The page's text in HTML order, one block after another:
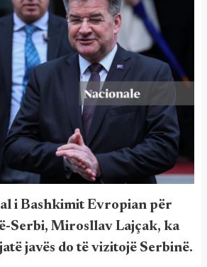
i Bashkimit Evropian për
Serbi, Mirosllav Lajçak, ka
javës do të vizitojë Serbinë.